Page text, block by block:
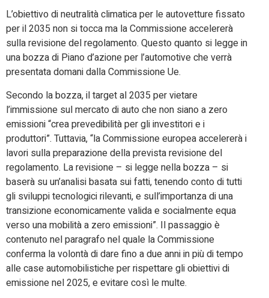
L’obiettivo di neutralità climatica per le autovetture fissato
per il 2035 non si tocca ma la Commissione accelererà
sulla revisione del regolamento. Questo quanto si legge in
una bozza di Piano d’azione per l’automotive che verrà
presentata domani dalla Commissione Ue.
Secondo la bozza, il target al 2035 per vietare
l’immissione sul mercato di auto che non siano a zero
emissioni “crea prevedibilità per gli investitori e i
produttori”. Tuttavia, “la Commissione europea accelererà i
lavori sulla preparazione della prevista revisione del
regolamento. La revisione – si legge nella bozza – si
baserà su un’analisi basata sui fatti, tenendo conto di tutti
gli sviluppi tecnologici rilevanti, e sull’importanza di una
transizione economicamente valida e socialmente equa
verso una mobilità a zero emissioni”. Il passaggio è
contenuto nel paragrafo nel quale la Commissione
conferma la volontà di dare fino a due anni in più di tempo
alle case automobilistiche per rispettare gli obiettivi di
emissione nel 2025, e evitare così le multe.